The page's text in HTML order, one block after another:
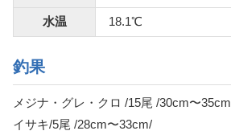
水温 18.1℃
釣果
メジナ・グレ・クロ /15尾 /30cm〜35cm
イサキ/5尾 /28cm〜33cm/